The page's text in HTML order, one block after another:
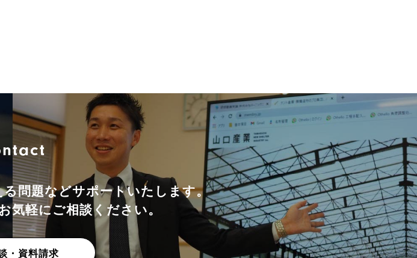
問題などサポートいたします。
気軽にご相談ください。
・資料請求